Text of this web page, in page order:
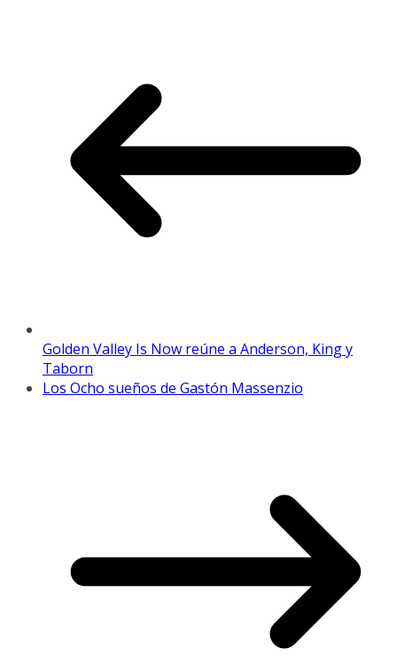
Golden Valley Is Now reúne a Anderson, King y
Taborn
Los Ocho sueños de Gastón Massenzio